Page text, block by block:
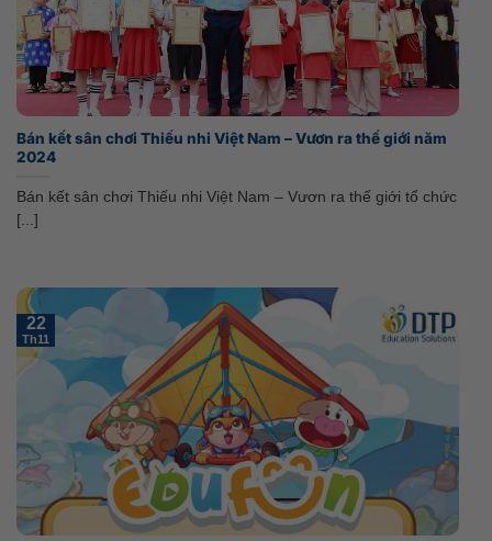
Bán kết sân chơi Thiếu nhi Việt Nam – Vươn ra thế giới năm
2024
Bán kết sân chơi Thiếu nhi Việt Nam – Vươn ra thế giới tổ chức
[...]
22
Th11